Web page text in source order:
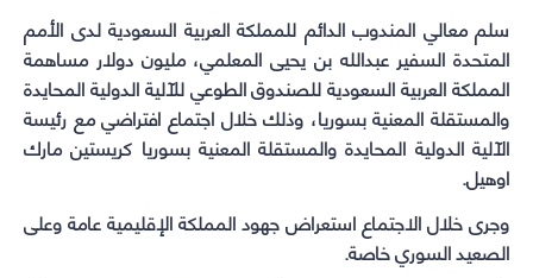
سلممعالي المندوب الدائم للمملكة العربية السعودية لدى الأمم
المتحدة السفير عبدالله بن يحيى ‏المعلمي، مليون دولار مساهمة
المملكة العربية السعودية للصندوق الطوعي للآلية الدولية ‏المحايدة
والمستقلة المعنية بسوريا، وذلك خلال اجتماع افتراضي مع رئيسة
الآلية الدولية المحايدة ‏والمستقلة المعنية بسوريا كريستين مارك
اوهيل.‏
وجرى خلال الاجتماع استعراض جهود المملكة الإقليمية عامة وعلى
الصعيد السوري خاصة.‏
(Opens
in
new
window)
(Opens
in
new
window)
(Opens
in
new
window)
(Opens
in
new
window)